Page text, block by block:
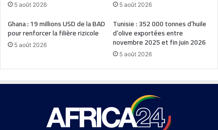
5 août 2026 5 août 2026
Ghana : 19 millions USD de la BAD
pour renforcer la filière rizicole
5 août 2026
Tunisie : 352 000 tonnes d’huile
d’olive exportées entre
novembre 2025 et fin juin 2026
5 août 2026